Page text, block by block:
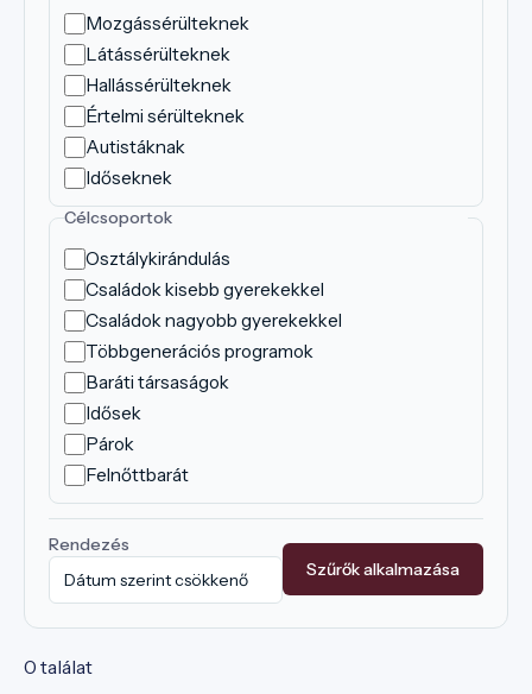
Mozgássérülteknek
Látássérülteknek
Hallássérülteknek
Értelmi sérülteknek
Autistáknak
Időseknek
Célcsoportok
Osztálykirándulás
Családok kisebb gyerekekkel
Családok nagyobb gyerekekkel
Többgenerációs programok
Baráti társaságok
Idősek
Párok
Felnőttbarát
Rendezés
Szűrők alkalmazása
0 találat